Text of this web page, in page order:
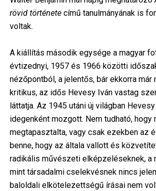
rövid történetecímű tanulmányának is
voltak.
A kiállítás második egysége a magyar
évtizednyi, 1957 és 1966 közötti
nézőpontból, a jelentős, bár ekkorra már
kritikus, az idős Hevesy Iván vastag
láttatja. Az 1945 utáni új világban
idegenként mozgott. Nem tudható, hogy
megtapasztalta, vagy csak ezekben az
benne, hogy az általa vallott és
radikális művészeti elképzeléseknek, a
mint társadalmi cselekvésnek nincs
baloldali elkötelezettségű írásai nem